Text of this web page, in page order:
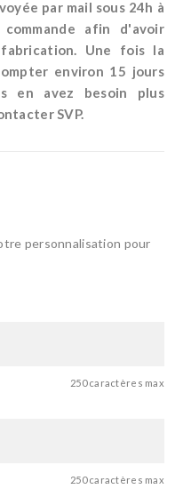
par mail sous 24h à
afin d'avoir
Une fois la
environ 15 jours
en avez besoin plus
SVP.
personnalisation pour
250 caractères max
250 caractères max